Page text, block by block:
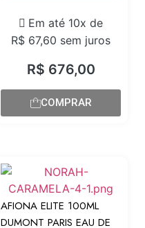
R$ 676,00
Em até 10x de
R$ 67,60 sem juros
COMPRAR
AFIONA ELITE 100ML
DUMONT PARIS EAU DE